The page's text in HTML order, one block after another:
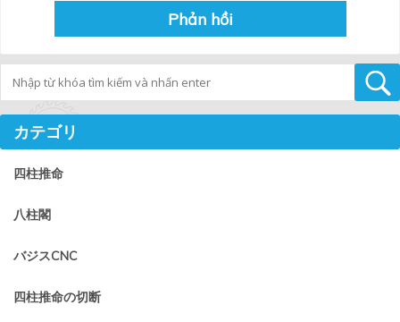
カテゴリ
四柱推命
八柱閣
バジスCNC
四柱推命の切断